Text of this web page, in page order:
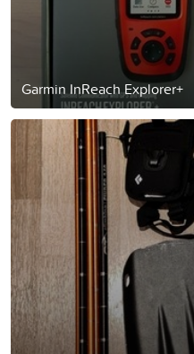
Garmin InReach Explorer+